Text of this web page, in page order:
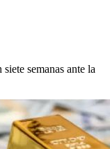
semanas ante la